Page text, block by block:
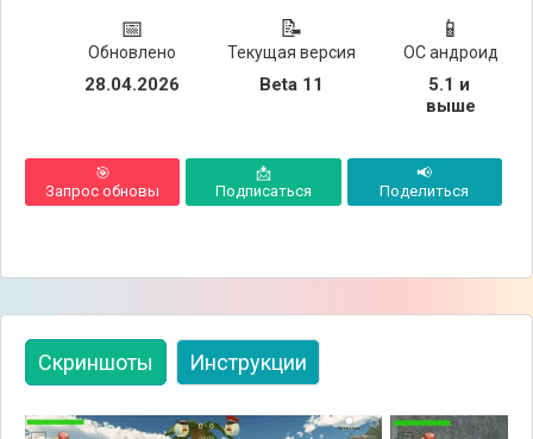
📅
Обновлено
28.04.2026
📝
Текущая версия
Beta 11
📱
ОС андроид
5.1 и
выше
🎯
Запрос обновы
📩
Подписаться
📢
Поделиться
Скриншоты Инструкции